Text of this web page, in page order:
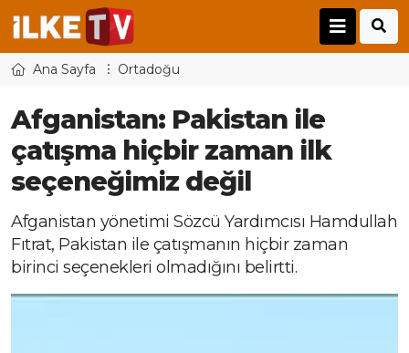
Ana Sayfa Ortadoğu
Afganistan: Pakistan ile
çatışma hiçbir zaman ilk
seçeneğimiz değil
Afganistan yönetimi Sözcü Yardımcısı Hamdullah
Fıtrat, Pakistan ile çatışmanın hiçbir zaman
birinci seçenekleri olmadığını belirtti.